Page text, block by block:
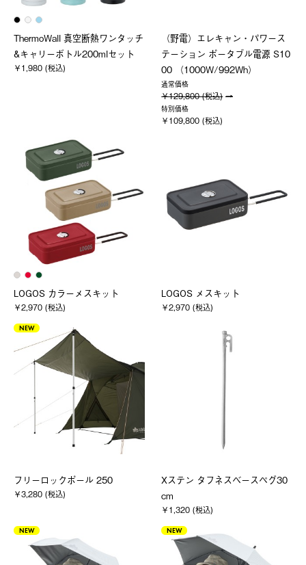
ThermoWall 真空断熱ワンタッチ
&キャリーボトル200mlセット
￥1,980 (税込)
（野電）エレキャン・パワース
テーション ポータブル電源 S10
00 （1000W/992Wh）
通常価格
￥129,800 (税込)
特別価格
￥109,800 (税込)
LOGOS カラーメスキット
￥2,970 (税込)
LOGOS メスキット
￥2,970 (税込)
NEW
フリーロックポール 250
￥3,280 (税込)
Xステン タフネスベースペグ30
cm
￥1,320 (税込)
NEW NEW